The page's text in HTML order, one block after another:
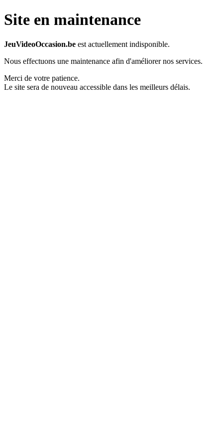
Site en maintenance
JeuVideoOccasion.be est actuellement indisponible.
Nous effectuons une maintenance afin d'améliorer nos services.
Merci de votre patience.
Le site sera de nouveau accessible dans les meilleurs délais.